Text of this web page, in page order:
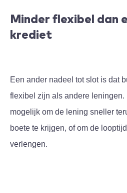
Minder flexibel dan
krediet
Een ander nadeel tot slot is dat
flexibel zijn als andere
mogelijk om de lening sneller
boete te krijgen, of om de
verlengen.